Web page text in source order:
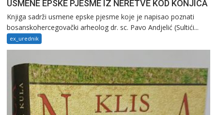
USMENE EPSKE PJESME IZ NERETVE KOD KONJICA
Knjiga sadrži usmene epske pjesme koje je napisao poznati
bosanskohercegovački arheolog dr. sc. Pavo Andjelić (Sultići...
ex_urednik